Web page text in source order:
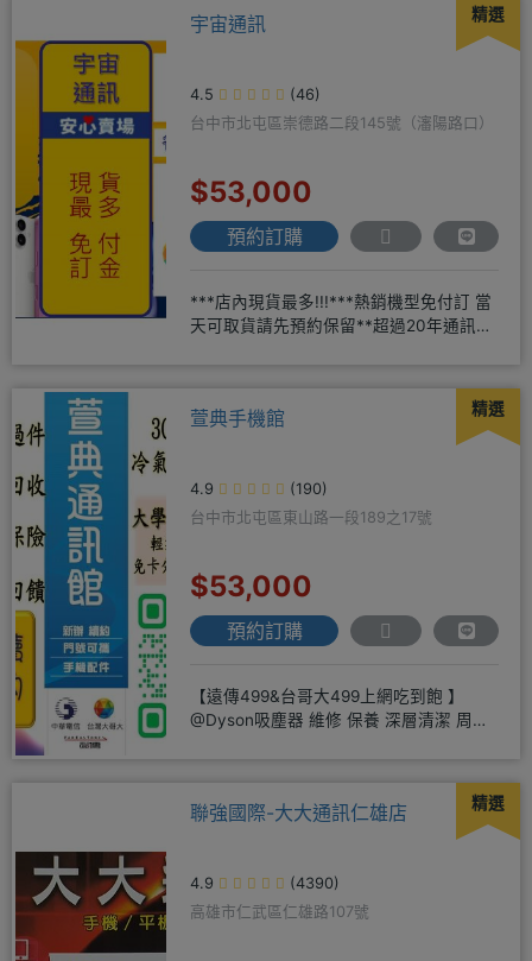
精選
宇宙通訊
4.5
(46)
台中市北屯區崇德路二段145號（瀋陽路口）
$53,000
預約訂購
***店內現貨最多!!!***熱銷機型免付訂 當
天可取貨請先預約保留**超過20年通訊經
精選
萱典手機館
4.9
(190)
台中市北屯區東山路一段189之17號
$53,000
預約訂購
【遠傳499&台哥大499上網吃到飽 】
@Dyson吸塵器 維修 保養 深層清潔 周邊
精選
聯強國際-大大通訊仁雄店
4.9
(4390)
高雄市仁武區仁雄路107號